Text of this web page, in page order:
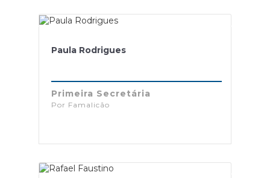
Paula Rodrigues
Primeira Secretária
Por Famalicão